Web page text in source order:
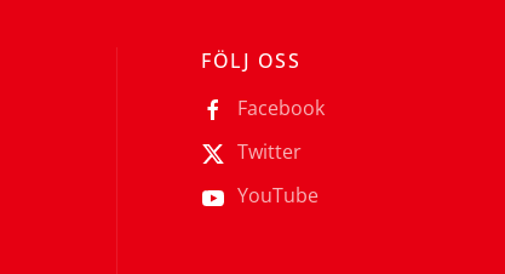
FÖLJ OSS
Facebook
Twitter
YouTube